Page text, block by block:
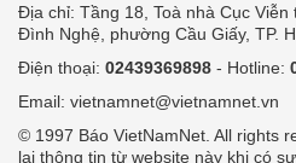
Địa chỉ: Tầng 18, Toà nhà Cục
Đình Nghệ, phường Cầu Giấy, TP.
Điện thoại: 02439369898 - Hotline:
Email: vietnamnet@vietnamnet.vn
© 1997 Báo VietNamNet. All rights
lại thông tin từ website này khi có